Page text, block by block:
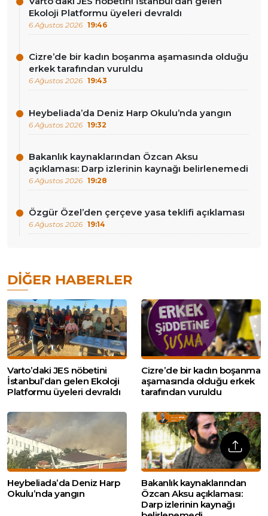
Ekoloji Platformu üyeleri devraldı
6 Ağustos 2026 19:46
Cizre’de bir kadın boşanma aşamasında olduğu
erkek tarafından vuruldu
6 Ağustos 2026 19:43
Heybeliada’da Deniz Harp Okulu’nda yangın
6 Ağustos 2026 19:32
Bakanlık kaynaklarından Özcan Aksu
açıklaması: Darp izlerinin kaynağı belirlenemedi
6 Ağustos 2026 19:28
Özgür Özel’den çerçeve yasa teklifi açıklaması
6 Ağustos 2026 19:14
DIĞER HABERLER
Varto’daki JES nöbetini
İstanbul’dan gelen Ekoloji
Platformu üyeleri devraldı
Cizre’de bir kadın boşanma
aşamasında olduğu erkek
tarafından vuruldu
Heybeliada’da Deniz Harp
Okulu’nda yangın
Bakanlık kaynaklarından
Özcan Aksu açıklaması:
Darp izlerinin kaynağı